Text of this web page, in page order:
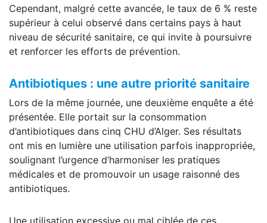
Cependant, malgré cette avancée, le taux de 6 % reste
supérieur à celui observé dans certains pays à haut
niveau de sécurité sanitaire, ce qui invite à poursuivre
et renforcer les efforts de prévention.
Antibiotiques : une autre priorité sanitaire
Lors de la même journée, une deuxième enquête a été
présentée. Elle portait sur la consommation
d’antibiotiques dans cinq CHU d’Alger. Ses résultats
ont mis en lumière une utilisation parfois inappropriée,
soulignant l’urgence d’harmoniser les pratiques
médicales et de promouvoir un usage raisonné des
antibiotiques.
Une utilisation excessive ou mal ciblée de ces